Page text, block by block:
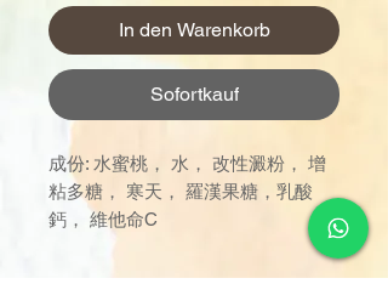
In den Warenkorb
Sofortkauf
成份: 水蜜桃， 水， 改性澱粉， 增
粘多糖， 寒天， 羅漢果糖，乳酸
鈣， 維他命C